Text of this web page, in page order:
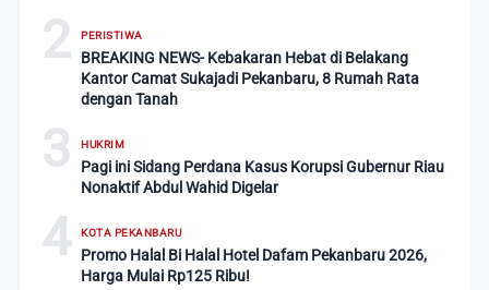
2 PERISTIWA
BREAKING NEWS- Kebakaran Hebat di Belakang
Kantor Camat Sukajadi Pekanbaru, 8 Rumah Rata
dengan Tanah
3 HUKRIM
Pagi ini Sidang Perdana Kasus Korupsi Gubernur Riau
Nonaktif Abdul Wahid Digelar
4 KOTA PEKANBARU
Promo Halal Bi Halal Hotel Dafam Pekanbaru 2026,
Harga Mulai Rp125 Ribu!